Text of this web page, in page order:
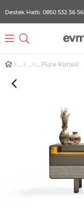
Destek Hattı: 0850 532 56 56
Pure Konsol